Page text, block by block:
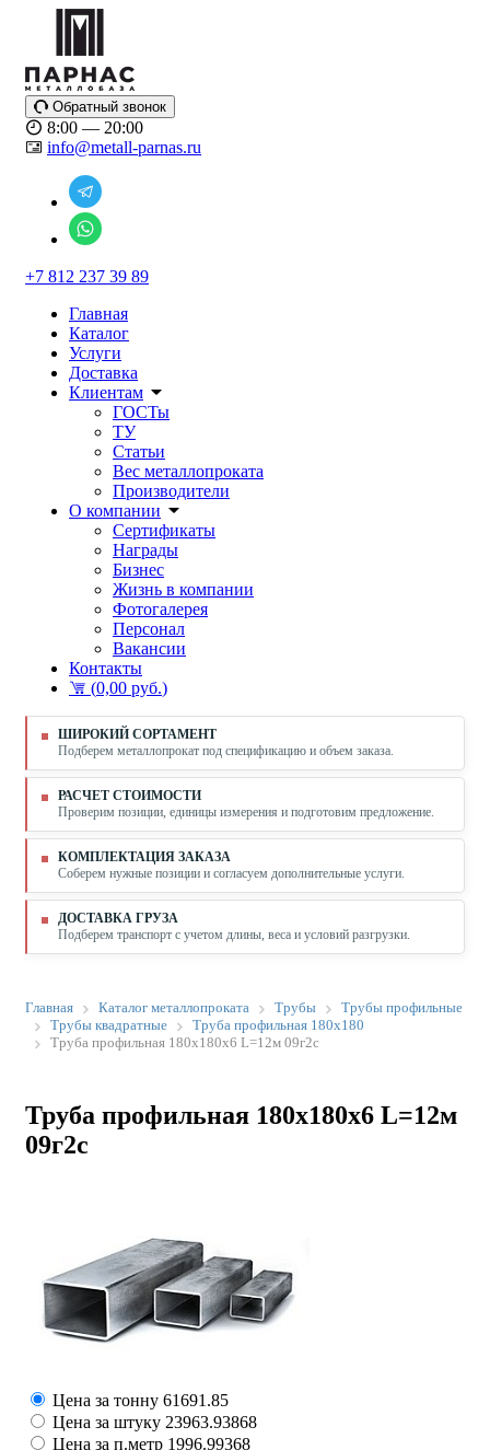
Обратный звонок
8:00 — 20:00
info@metall-parnas.ru
+7 812 237 39 89
Главная
Каталог
Услуги
Доставка
Клиентам
ГОСТы
ТУ
Статьи
Вес металлопроката
Производители
О компании
Сертификаты
Награды
Бизнес
Жизнь в компании
Фотогалерея
Персонал
Вакансии
Контакты
(0,00 руб.)
ШИРОКИЙ СОРТАМЕНТ
Подберем металлопрокат под спецификацию и объем заказа.
РАСЧЕТ СТОИМОСТИ
Проверим позиции, единицы измерения и подготовим предложение.
КОМПЛЕКТАЦИЯ ЗАКАЗА
Соберем нужные позиции и согласуем дополнительные услуги.
ДОСТАВКА ГРУЗА
Подберем транспорт с учетом длины, веса и условий разгрузки.
Главная Каталог металлопроката Трубы
Трубы профильные
Трубы квадратные
Труба профильная 180х180
Труба профильная 180х180х6 L=12м 09г2с
Труба профильная 180х180х6 L=12м
09г2с
Цена за тонну 61691.85
Цена за штуку 23963.93868
Цена за п.метр 1996.99368